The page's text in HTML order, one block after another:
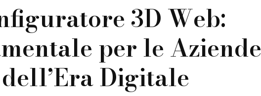
3D Web:
per le Aziende
dell’Era Digitale